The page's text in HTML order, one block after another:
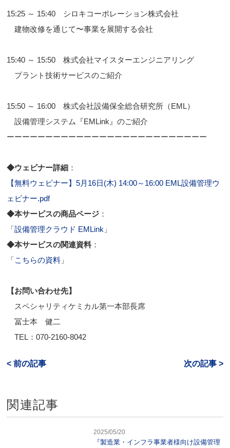
15:25 ～ 15:40 シロキコーポレーション株式会社
建物改修を通じて〜事業を展開する会社
15:40 ～ 15:50 株式会社マイスターエンジニアリング
プラント技術サービスのご紹介
15:50 ～ 16:00 株式会社設備保全総合研究所（EML）
設備管理システム『EMLink』のご紹介
ーーーーーーーーーーーーーーーーーーーーーーーーーー
◆ウェビナー詳細 ：
【無料ウェビナー】5月16日(木) 14:00～16:00 EML設備管理ウ
ェビナー.pdf
◆本サービスの商品ページ ：
「設備管理クラウド EMLink 」
◆本サービスの関連資料 ：
「こちらの資料 」
【お問い合わせ先】
スペシャリティケミカル第一本部長席
冨士本 健二
TEL：070-2160-8042
< 前の記事 次の記事 >
関連記事
2025/05/20
『製造業・インフラ事業者様向け設備管理